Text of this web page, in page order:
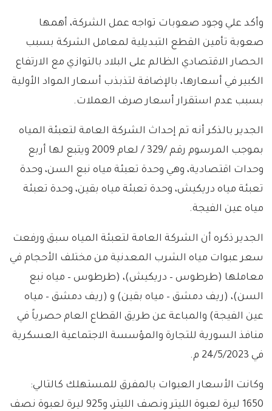
وأكد علي وجود صعوبات تواجه عمل الشركة، أهمها
صعوبة تأمين القطع التبديلية لمعامل الشركة بسبب
الحصار الاقتصادي الظالم على البلاد بالتوازي مع الارتفاع
الكبير في أسعارها، بالإضافة لتذبذب أسعار المواد الأولية
بسبب عدم استقرار أسعار صرف العملات.
الجدير بالذكر أنه تم إحداث الشركة العامة لتعبئة المياه
بموجب المرسوم رقم /329 / لعام 2009 ويتبع لها أربع
وحدات اقتصادية، وهي وحدة تعبئة مياه نبع السن، وحدة
تعبئة مياه دريكيش، وحدة تعبئة مياه بقين، وحدة تعبئة
مياه عين الفيجة.
الجدير ذكره أن الشركة العامة لتعبئة المياه سبق ورفعت
سعر عبوات مياه الشرب المعدنية من مختلف الأحجام في
معاملها (طرطوس – دريكيش)، (طرطوس – مياه نبع
السن)، (ريف دمشق – مياه بقين) و (ريف دمشق – مياه
عين الفيجة) والمباعة عن طريق القطاع العام حصرياً في
منافذ السورية للتجارة والمؤسسة الاجتماعية العسكرية
في 24/5/2023 م.
وكانت الأسعار العبوات بالمفرق للمستهلك كالتالي:
1650 ليرة لعبوة الليتر ونصف الليتر، و925 ليرة لعبوة نصف